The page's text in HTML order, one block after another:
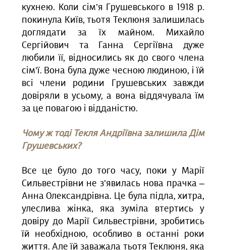
кухнею. Коли сім’я Грушевського в 1918 р.
покинула Київ, тьотя Теклюня залишилась
доглядати за їх майном. Михайло
Сергійович та Ганна Сергіївна дуже
любили її, відносились як до свого члена
сім’ї. Вона була дуже чесною людиною, i їй
всі члени родини Грушевських завжди
довіряли в усьому, а вона віддячувала їм
за це повагою і відданістю.
Чому ж тоді Текля Андріївна залишила Дім
Грушевських?
Все це було до того часу, поки у Марії
Сильвестрівни не з’явилась нова прачка –
Анна Олександрівна. Це була підла, хитра,
улеслива жінка, яка зуміла втертись у
довіру до Марії Сильвестрівни, зробитись
їй необхідною, особливо в останні роки
життя. Але їй заважала тьотя Теклюня, яка